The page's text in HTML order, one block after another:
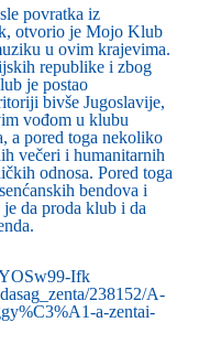
povratka iz
otvorio je Mojo Klub
u ovim krajevima.
republike i zbog
je postao
bivše Jugoslavije,
vođom u klubu
a pored toga nekoliko
večeri i humanitarnih
odnosa. Pored toga
bendova i
da proda klub i da
Ifk
238152/A-
a-zentai-